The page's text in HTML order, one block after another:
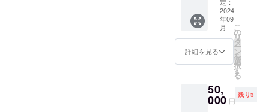
ず備考
欄に掲
載を希
望され
るお名
前と
メッ
をご記
入くだ
さい。
時、必
ず備考
欄に掲
載を希
望され
るお名
前と
セージ
をご記
入くだ
azzコン
サート
でみん
なの楽
間をサ
ポート
〇〇よ
り」
望され
るお名
前と
メッ
をご記
入くだ
さい。
の配信
準備が
ん（く
ん、さ
ん）が
生まれ
たおめ
でと
Happy
Birthda
ショッ
プをい
たしま
す！
ユー
バ、ト
ロン
ボー
進の出
前 ス
ティー
ルパン
ワーク
ショッ
プ ス
ルパン
が生ま
れた国
2024
年09
月
詳細を見る
こ
の
リ
タ
ー
ン
を
選
択
す
る
50,
000 円
残り3